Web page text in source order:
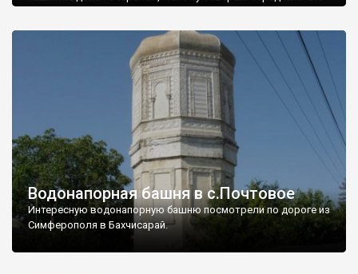
Водонапорная башня в с.Почтовое
Интересную водонапорную башню посмотрели по дороге из
Симферополя в Бахчисарай.